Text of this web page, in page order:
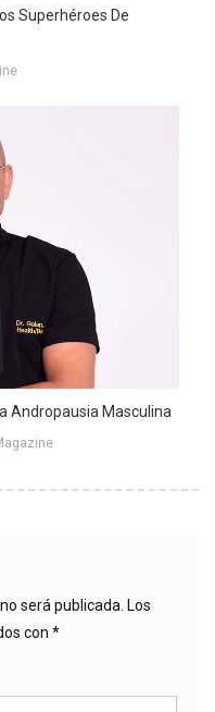
Superhéroes De
Andropausia Masculina
será publicada. Los
con *